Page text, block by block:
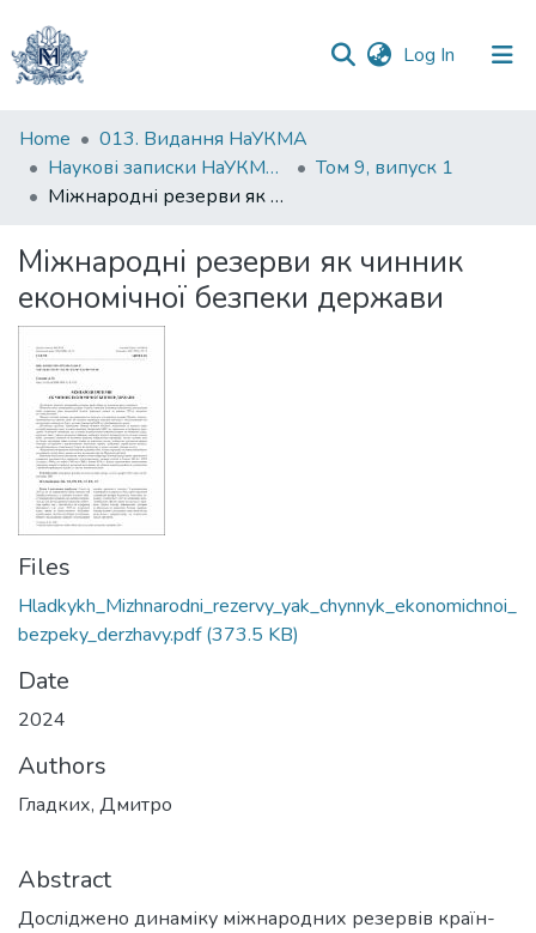
Log In (current)
Communities
&
Collections
Statistics
Home
013. Видання НаУКМА
Наукові записки НаУКМА. Економічні науки
Том 9, випуск 1
Міжнародні резерви як чинник економічної безпеки держави
Міжнародні резерви як чинник
економічної безпеки держави
Files
Hladkykh_Mizhnarodni_rezervy_yak_chynnyk_ekonomichnoi_
bezpeky_derzhavy.pdf(373.5 KB)
Date
2024
Authors
Гладких, Дмитро
Abstract
Досліджено динаміку міжнародних резервів країн-